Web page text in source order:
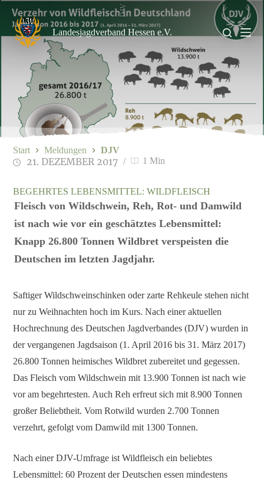
Zum
Inhalt
springen
Landesjagdverband Hessen e.V.
DJV
BEGEHRTES LEBENSMITTEL: WILDFLEISCH
Fleisch von Wildschwein, Reh, Rot- und Damwild
ist nach wie vor ein geschätztes Lebensmittel:
Knapp 26.800 Tonnen Wildbret verspeisten die
Deutschen im letzten Jagdjahr.
21. DEZEMBER 2017 1 Min
Start Meldungen DJV
Saftiger Wildschweinschinken oder zarte Rehkeule stehen nicht
nur zu Weihnachten hoch im Kurs. Nach einer aktuellen
Hochrechnung des Deutschen Jagdverbandes (DJV) wurden in
der vergangenen Jagdsaison (1. April 2016 bis 31. März 2017)
26.800 Tonnen heimisches Wildbret zubereitet und gegessen.
Das Fleisch vom Wildschwein mit 13.900 Tonnen ist nach wie
vor am begehrtesten. Auch Reh erfreut sich mit 8.900 Tonnen
großer Beliebtheit. Vom Rotwild wurden 2.700 Tonnen
verzehrt, gefolgt vom Damwild mit 1300 Tonnen.
Nach einer DJV-Umfrage ist Wildfleisch ein beliebtes
Lebensmittel: 60 Prozent der Deutschen essen mindestens